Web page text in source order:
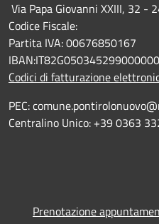
Via Papa Giovanni XXIII, 32 -
Codice Fiscale:
Partita IVA: 00676850167
Codici di fatturazione
PEC:
Centralino Unico: +39 0363
Prenotazione